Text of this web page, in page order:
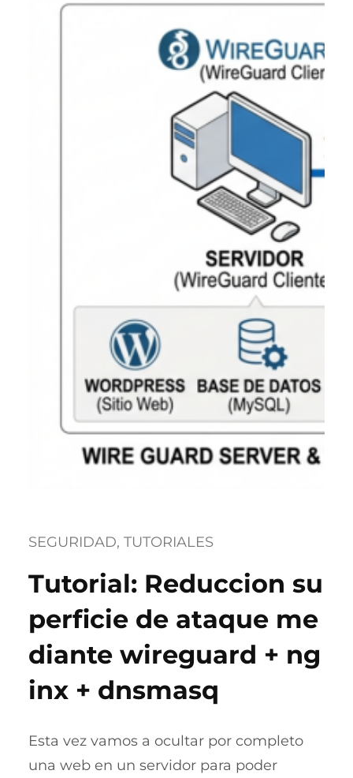
SEGURIDAD, TUTORIALES
Tutorial: Reduccion su
perficie de ataque me
diante wireguard + ng
inx + dnsmasq
Esta vez vamos a ocultar por completo
una web en un servidor para poder